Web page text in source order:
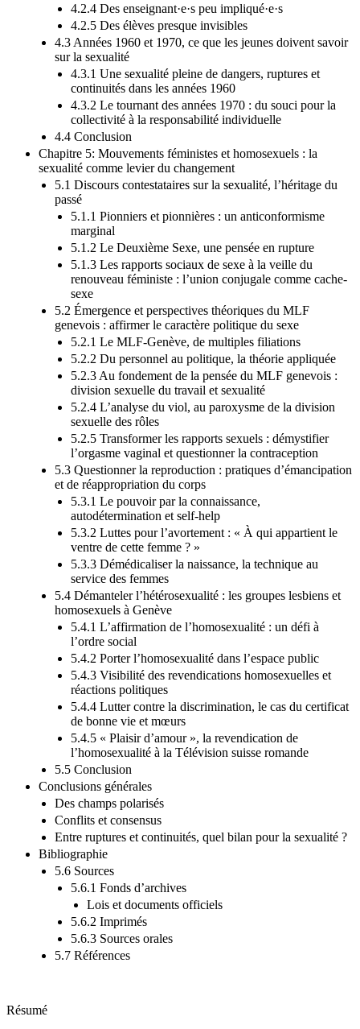
4.2.4 Des enseignant·e·s peu impliqué·e·s
4.2.5 Des élèves presque invisibles
4.3 Années 1960 et 1970, ce que les jeunes doivent savoir
sur la sexualité
4.3.1 Une sexualité pleine de dangers, ruptures et
continuités dans les années 1960
4.3.2 Le tournant des années 1970 : du souci pour la
collectivité à la responsabilité individuelle
4.4 Conclusion
Chapitre 5: Mouvements féministes et homosexuels : la
sexualité comme levier du changement
5.1 Discours contestataires sur la sexualité, l’héritage du
passé
5.1.1 Pionniers et pionnières : un anticonformisme
marginal
5.1.2 Le Deuxième Sexe, une pensée en rupture
5.1.3 Les rapports sociaux de sexe à la veille du
renouveau féministe : l’union conjugale comme cache-
sexe
5.2 Émergence et perspectives théoriques du MLF
genevois : affirmer le caractère politique du sexe
5.2.1 Le MLF-Genève, de multiples filiations
5.2.2 Du personnel au politique, la théorie appliquée
5.2.3 Au fondement de la pensée du MLF genevois :
division sexuelle du travail et sexualité
5.2.4 L’analyse du viol, au paroxysme de la division
sexuelle des rôles
5.2.5 Transformer les rapports sexuels : démystifier
l’orgasme vaginal et questionner la contraception
5.3 Questionner la reproduction : pratiques d’émancipation
et de réappropriation du corps
5.3.1 Le pouvoir par la connaissance,
autodétermination et self-help
5.3.2 Luttes pour l’avortement : « À qui appartient le
ventre de cette femme ? »
5.3.3 Démédicaliser la naissance, la technique au
service des femmes
5.4 Démanteler l’hétérosexualité : les groupes lesbiens et
homosexuels à Genève
5.4.1 L’affirmation de l’homosexualité : un défi à
l’ordre social
5.4.2 Porter l’homosexualité dans l’espace public
5.4.3 Visibilité des revendications homosexuelles et
réactions politiques
5.4.4 Lutter contre la discrimination, le cas du certificat
de bonne vie et mœurs
5.4.5 « Plaisir d’amour », la revendication de
l’homosexualité à la Télévision suisse romande
5.5 Conclusion
Conclusions générales
Des champs polarisés
Conflits et consensus
Entre ruptures et continuités, quel bilan pour la sexualité ?
Bibliographie
5.6 Sources
5.6.1 Fonds d’archives
Lois et documents officiels
5.6.2 Imprimés
5.6.3 Sources orales
5.7 Références
Résumé